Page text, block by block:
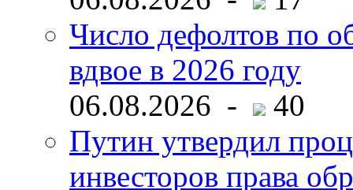
Число дефолтов по
вдвое в 2026 году
06.08.2026 -
40
Путин утвердил
инвесторов права